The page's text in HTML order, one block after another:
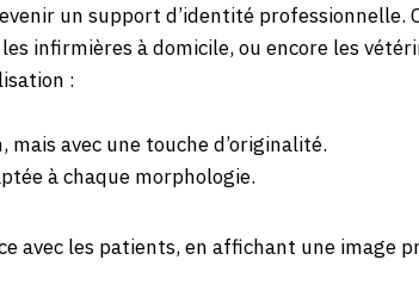
un support d’identité professionnelle.
infirmières à domicile, ou encore les
:
avec une touche d’originalité.
à chaque morphologie.
les patients, en affichant une image